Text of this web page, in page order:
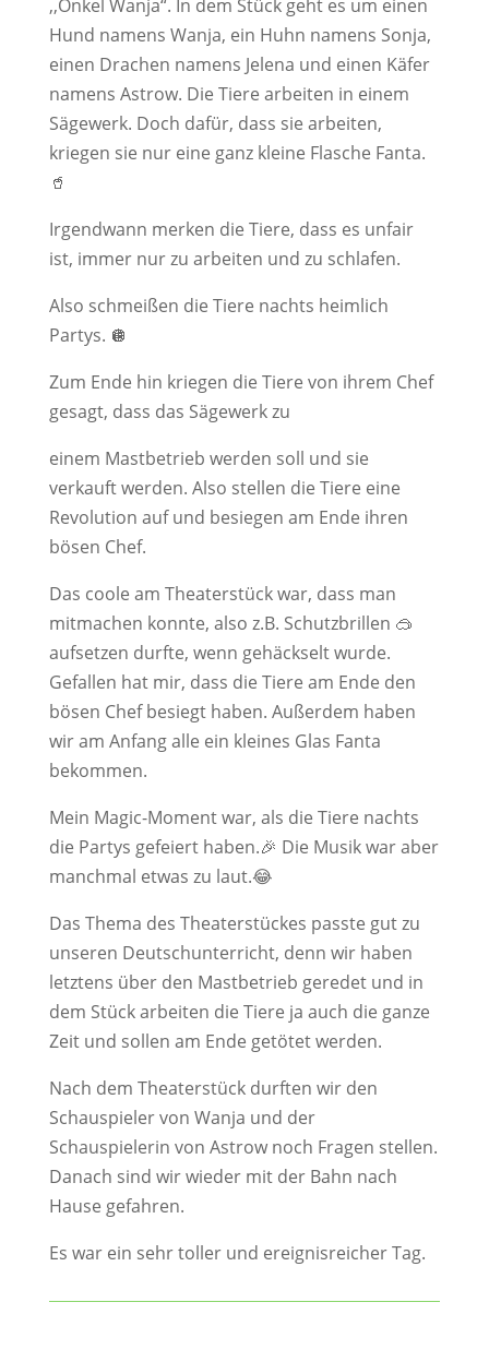
,,Onkel Wanja“. In dem Stück geht es um einen
Hund namens Wanja, ein Huhn namens Sonja,
einen Drachen namens Jelena und einen Käfer
namens Astrow. Die Tiere arbeiten in einem
Sägewerk. Doch dafür, dass sie arbeiten,
kriegen sie nur eine ganz kleine Flasche Fanta.
🥤
Irgendwann merken die Tiere, dass es unfair
ist, immer nur zu arbeiten und zu schlafen.
Also schmeißen die Tiere nachts heimlich
Partys. 🪩
Zum Ende hin kriegen die Tiere von ihrem Chef
gesagt, dass das Sägewerk zu
einem Mastbetrieb werden soll und sie
verkauft werden. Also stellen die Tiere eine
Revolution auf und besiegen am Ende ihren
bösen Chef.
Das coole am Theaterstück war, dass man
mitmachen konnte, also z.B. Schutzbrillen 🥽
aufsetzen durfte, wenn gehäckselt wurde.
Gefallen hat mir, dass die Tiere am Ende den
bösen Chef besiegt haben. Außerdem haben
wir am Anfang alle ein kleines Glas Fanta
bekommen.
Mein Magic-Moment war, als die Tiere nachts
die Partys gefeiert haben.🎉 Die Musik war aber
manchmal etwas zu laut.😂
Das Thema des Theaterstückes passte gut zu
unseren Deutschunterricht, denn wir haben
letztens über den Mastbetrieb geredet und in
dem Stück arbeiten die Tiere ja auch die ganze
Zeit und sollen am Ende getötet werden.
Nach dem Theaterstück durften wir den
Schauspieler von Wanja und der
Schauspielerin von Astrow noch Fragen stellen.
Danach sind wir wieder mit der Bahn nach
Hause gefahren.
Es war ein sehr toller und ereignisreicher Tag.